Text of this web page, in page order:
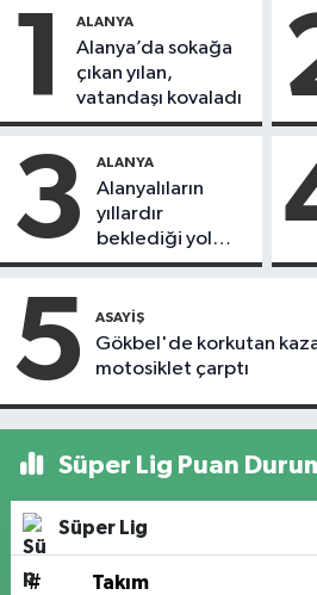
1 ALANYA
Alanya’da sokağa
çıkan yılan,
vatandaşı kovaladı
3 ALANYA
Alanyalıların
yıllardır
beklediği yol
askıdan döndü
5 ASAYIŞ
Gökbel'de korkutan
motosiklet çarptı
Süper Lig Puan
Süper Lig
# Takım